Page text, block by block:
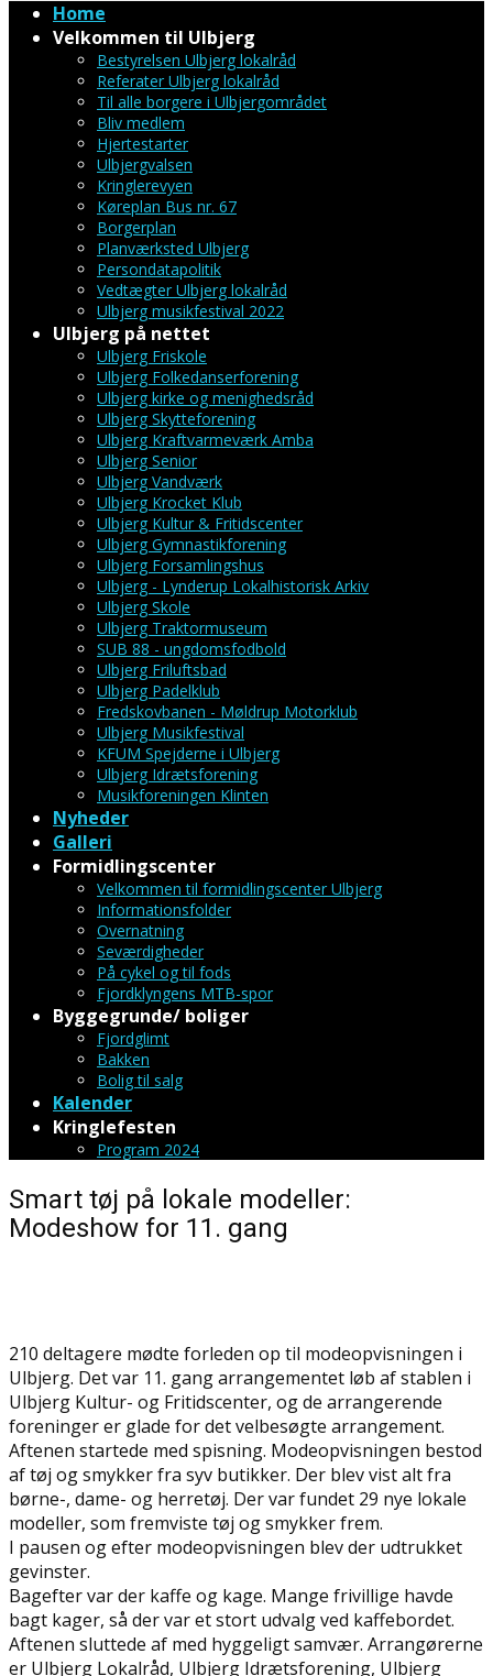
Home
Velkommen til Ulbjerg
Bestyrelsen Ulbjerg lokalråd
Referater Ulbjerg lokalråd
Til alle borgere i Ulbjergområdet
Bliv medlem
Hjertestarter
Ulbjergvalsen
Kringlerevyen
Køreplan Bus nr. 67
Borgerplan
Planværksted Ulbjerg
Persondatapolitik
Vedtægter Ulbjerg lokalråd
Ulbjerg musikfestival 2022
Ulbjerg på nettet
Ulbjerg Friskole
Ulbjerg Folkedanserforening
Ulbjerg kirke og menighedsråd
Ulbjerg Skytteforening
Ulbjerg Kraftvarmeværk Amba
Ulbjerg Senior
Ulbjerg Vandværk
Ulbjerg Krocket Klub
Ulbjerg Kultur & Fritidscenter
Ulbjerg Gymnastikforening
Ulbjerg Forsamlingshus
Ulbjerg - Lynderup Lokalhistorisk Arkiv
Ulbjerg Skole
Ulbjerg Traktormuseum
SUB 88 - ungdomsfodbold
Ulbjerg Friluftsbad
Ulbjerg Padelklub
Fredskovbanen - Møldrup Motorklub
Ulbjerg Musikfestival
KFUM Spejderne i Ulbjerg
Ulbjerg Idrætsforening
Musikforeningen Klinten
Nyheder
Galleri
Formidlingscenter
Velkommen til formidlingscenter Ulbjerg
Informationsfolder
Overnatning
Seværdigheder
På cykel og til fods
Fjordklyngens MTB-spor
Byggegrunde/ boliger
Fjordglimt
Bakken
Bolig til salg
Kalender
Kringlefesten
Program 2024
Smart tøj på lokale modeller:
Modeshow for 11. gang
210 deltagere mødte forleden op til modeopvisningen i
Ulbjerg. Det var 11. gang arrangementet løb af stablen i
Ulbjerg Kultur- og Fritidscenter, og de arrangerende
foreninger er glade for det velbesøgte arrangement.
Aftenen startede med spisning. Modeopvisningen bestod
af tøj og smykker fra syv butikker. Der blev vist alt fra
børne-, dame- og herretøj. Der var fundet 29 nye lokale
modeller, som fremviste tøj og smykker frem.
I pausen og efter modeopvisningen blev der udtrukket
gevinster.
Bagefter var der kaffe og kage. Mange frivillige havde
bagt kager, så der var et stort udvalg ved kaffebordet.
Aftenen sluttede af med hyggeligt samvær. Arrangørerne
er Ulbjerg Lokalråd, Ulbjerg Idrætsforening, Ulbjerg